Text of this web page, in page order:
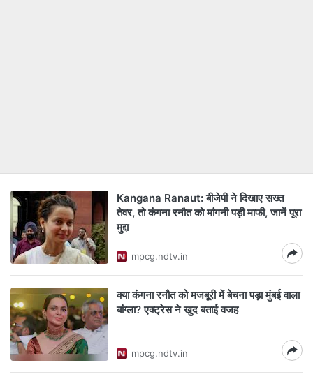
Kangana Ranaut: बीजेपी ने दिखाए सख्त
तेवर, तो कंगना रनौत को मांगनी पड़ी माफी, जानें पूरा
मुद्दा
mpcg.ndtv.in
क्या कंगना रनौत को मजबूरी में बेचना पड़ा मुंबई वाला
बांग्ला? एक्ट्रेस ने खुद बताई वजह
mpcg.ndtv.in